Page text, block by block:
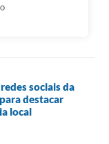
sociais da
destacar
local